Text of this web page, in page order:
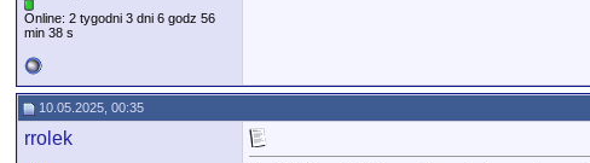
Online: 2 tygodni 3 dni 6 godz 56
min 38 s
10.05.2025, 00:35
rrolek